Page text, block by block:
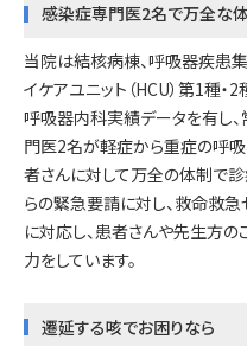
感染症専門医2名で万全な
当院は結核病棟、呼吸器疾患
イケアユニット（HCU）第1種
呼吸器内科実績データを有し
門医2名が軽症から重症の呼
者さんに対して万全の体制で
らの緊急要請に対し、救命救
に対応し、患者さんや先生方
力をしています。
遷延する咳でお困りなら